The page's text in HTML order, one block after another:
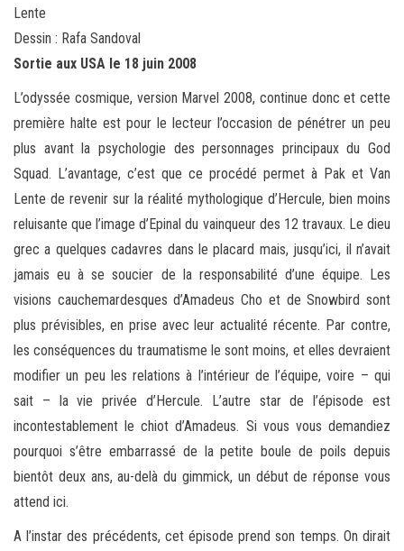
Lente
Dessin : Rafa Sandoval
Sortie aux USA le 18 juin 2008
L’odyssée cosmique, version Marvel 2008, continue donc et cette
première halte est pour le lecteur l’occasion de pénétrer un peu
plus avant la psychologie des personnages principaux du God
Squad. L’avantage, c’est que ce procédé permet à Pak et Van
Lente de revenir sur la réalité mythologique d’Hercule, bien moins
reluisante que l’image d’Epinal du vainqueur des 12 travaux. Le dieu
grec a quelques cadavres dans le placard mais, jusqu’ici, il n’avait
jamais eu à se soucier de la responsabilité d’une équipe. Les
visions cauchemardesques d’Amadeus Cho et de Snowbird sont
plus prévisibles, en prise avec leur actualité récente. Par contre,
les conséquences du traumatisme le sont moins, et elles devraient
modifier un peu les relations à l’intérieur de l’équipe, voire – qui
sait – la vie privée d’Hercule. L’autre star de l’épisode est
incontestablement le chiot d’Amadeus. Si vous vous demandiez
pourquoi s’être embarrassé de la petite boule de poils depuis
bientôt deux ans, au-delà du gimmick, un début de réponse vous
attend ici.
A l’instar des précédents, cet épisode prend son temps. On dirait